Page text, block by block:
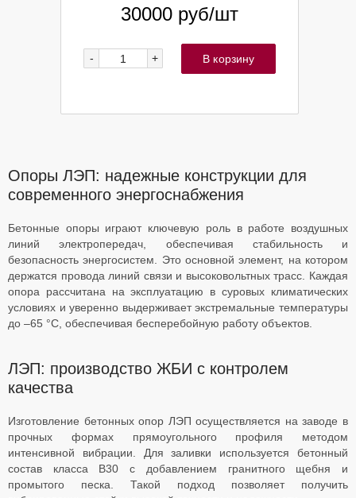
30000 руб/шт
- + В корзину
Опоры ЛЭП: надежные конструкции для
современного энергоснабжения
Бетонные опоры играют ключевую роль в работе воздушных
линий электропередач, обеспечивая стабильность и
безопасность энергосистем. Это основной элемент, на котором
держатся провода линий связи и высоковольтных трасс. Каждая
опора рассчитана на эксплуатацию в суровых климатических
условиях и уверенно выдерживает экстремальные температуры
до –65 °C, обеспечивая бесперебойную работу объектов.
ЛЭП: производство ЖБИ с контролем
качества
Изготовление бетонных опор ЛЭП осуществляется на заводе в
прочных формах прямоугольного профиля методом
интенсивной вибрации. Для заливки используется бетонный
состав класса В30 с добавлением гранитного щебня и
промытого песка. Такой подход позволяет получить